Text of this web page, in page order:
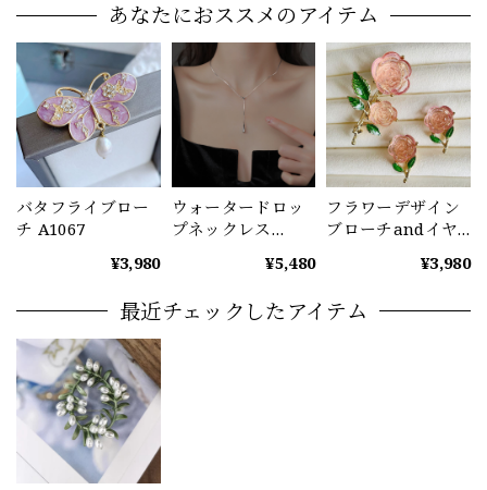
あなたにおススメのアイテム
バタフライブロー
チ A1067
¥3,980
ウォータードロッ
プネックレス
¥5,480
フラワーデザイン
ブローチandイヤ
¥3,980
最近チェックしたアイテム